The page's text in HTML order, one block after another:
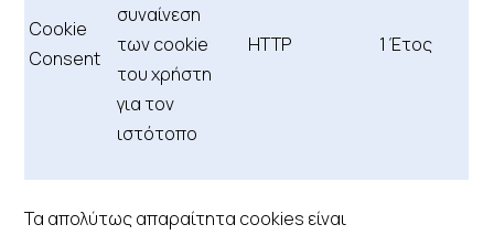
Cookie
Consent
συναίνεση
των cookie
του χρήστη
για τον
ιστότοπο
HTTP 1 Έτος
Τα απολύτως απαραίτητα cookies είναι